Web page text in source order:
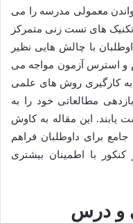
معمولی مدرسه را می
های تست زنی متمرکز
با چالش هایی نظیر
و استرس آزمون مواجه می
به کارگیری روش های علمی
مطالعاتی خود را به
یابند. این مقاله به کاوش
برای داوطلبان فراهم
با اطمینان بیشتری
و درس